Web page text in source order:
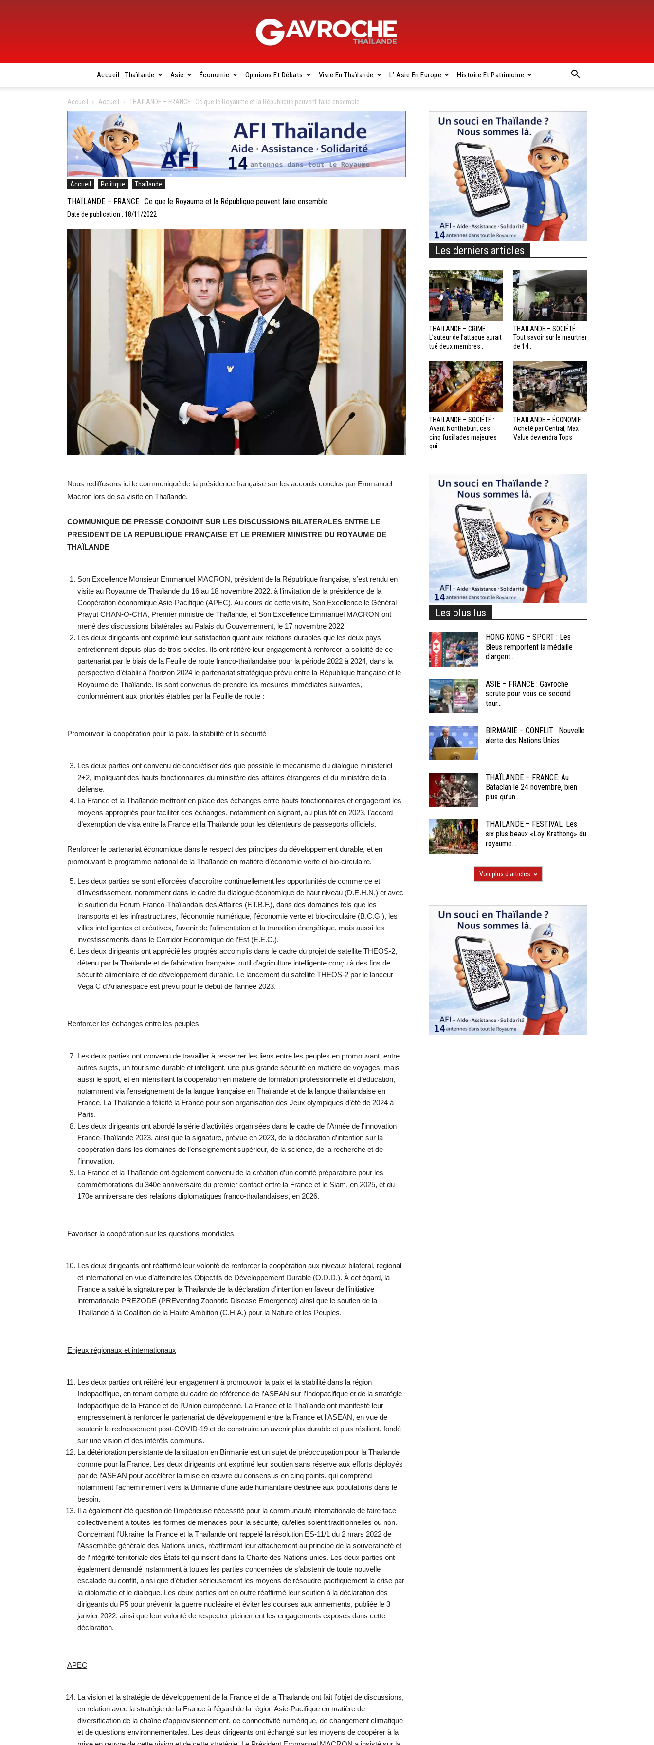
Gavroche
Thaïlande
Accueil Thaïlande Asie Économie Opinions Et Débats Vivre En Thaïlande L’ Asie En Europe Histoire Et Patrimoine
Accueil Accueil THAÏLANDE – FRANCE : Ce que le Royaume et la République peuvent faire ensemble
Accueil Politique Thaïlande
THAÏLANDE – FRANCE : Ce que le Royaume et la République peuvent faire ensemble
Date de publication : 18/11/2022
Nous rediffusons ici le communiqué de la présidence française sur les accords conclus par Emmanuel
Macron lors de sa visite en Thaïlande.
COMMUNIQUE DE PRESSE CONJOINT SUR LES DISCUSSIONS BILATERALES ENTRE LE
PRESIDENT DE LA REPUBLIQUE FRANÇAISE ET LE PREMIER MINISTRE DU ROYAUME DE
THAÏLANDE
Son Excellence Monsieur Emmanuel MACRON, président de la République française, s’est rendu en
visite au Royaume de Thaïlande du 16 au 18 novembre 2022, à l’invitation de la présidence de la
Coopération économique Asie-Pacifique (APEC). Au cours de cette visite, Son Excellence le Général
Prayut CHAN-O-CHA, Premier ministre de Thaïlande, et Son Excellence Emmanuel MACRON ont
mené des discussions bilatérales au Palais du Gouvernement, le 17 novembre 2022.
Les deux dirigeants ont exprimé leur satisfaction quant aux relations durables que les deux pays
entretiennent depuis plus de trois siècles. Ils ont réitéré leur engagement à renforcer la solidité de ce
partenariat par le biais de la Feuille de route franco-thaïlandaise pour la période 2022 à 2024, dans la
perspective d’établir à l’horizon 2024 le partenariat stratégique prévu entre la République française et le
Royaume de Thaïlande. Ils sont convenus de prendre les mesures immédiates suivantes,
conformément aux priorités établies par la Feuille de route :
Promouvoir la coopération pour la paix, la stabilité et la sécurité
Les deux parties ont convenu de concrétiser dès que possible le mécanisme du dialogue ministériel
2+2, impliquant des hauts fonctionnaires du ministère des affaires étrangères et du ministère de la
défense.
La France et la Thaïlande mettront en place des échanges entre hauts fonctionnaires et engageront les
moyens appropriés pour faciliter ces échanges, notamment en signant, au plus tôt en 2023, l’accord
d’exemption de visa entre la France et la Thaïlande pour les détenteurs de passeports officiels.
Renforcer le partenariat économique dans le respect des principes du développement durable, et en
promouvant le programme national de la Thaïlande en matière d’économie verte et bio-circulaire.
Les deux parties se sont efforcées d’accroître continuellement les opportunités de commerce et
d’investissement, notamment dans le cadre du dialogue économique de haut niveau (D.E.H.N.) et avec
le soutien du Forum Franco-Thaïlandais des Affaires (F.T.B.F.), dans des domaines tels que les
transports et les infrastructures, l’économie numérique, l’économie verte et bio-circulaire (B.C.G.), les
villes intelligentes et créatives, l’avenir de l’alimentation et la transition énergétique, mais aussi les
investissements dans le Corridor Economique de l’Est (E.E.C.).
Les deux dirigeants ont apprécié les progrès accomplis dans le cadre du projet de satellite THEOS-2,
détenu par la Thaïlande et de fabrication française, outil d’agriculture intelligente conçu à des fins de
sécurité alimentaire et de développement durable. Le lancement du satellite THEOS-2 par le lanceur
Vega C d’Arianespace est prévu pour le début de l’année 2023.
Renforcer les échanges entre les peuples
Les deux parties ont convenu de travailler à resserrer les liens entre les peuples en promouvant, entre
autres sujets, un tourisme durable et intelligent, une plus grande sécurité en matière de voyages, mais
aussi le sport, et en intensifiant la coopération en matière de formation professionnelle et d’éducation,
notamment via l’enseignement de la langue française en Thaïlande et de la langue thaïlandaise en
France. La Thaïlande a félicité la France pour son organisation des Jeux olympiques d’été de 2024 à
Paris.
Les deux dirigeants ont abordé la série d’activités organisées dans le cadre de l’Année de l’innovation
France-Thaïlande 2023, ainsi que la signature, prévue en 2023, de la déclaration d’intention sur la
coopération dans les domaines de l’enseignement supérieur, de la science, de la recherche et de
l’innovation.
La France et la Thaïlande ont également convenu de la création d’un comité préparatoire pour les
commémorations du 340e anniversaire du premier contact entre la France et le Siam, en 2025, et du
170e anniversaire des relations diplomatiques franco-thaïlandaises, en 2026.
Favoriser la coopération sur les questions mondiales
Les deux dirigeants ont réaffirmé leur volonté de renforcer la coopération aux niveaux bilatéral, régional
et international en vue d’atteindre les Objectifs de Développement Durable (O.D.D.). À cet égard, la
France a salué la signature par la Thaïlande de la déclaration d’intention en faveur de l’initiative
internationale PREZODE (PREventing Zoonotic Disease Emergence) ainsi que le soutien de la
Thaïlande à la Coalition de la Haute Ambition (C.H.A.) pour la Nature et les Peuples.
Enjeux régionaux et internationaux
Les deux parties ont réitéré leur engagement à promouvoir la paix et la stabilité dans la région
Indopacifique, en tenant compte du cadre de référence de l’ASEAN sur l’Indopacifique et de la stratégie
Indopacifique de la France et de l’Union européenne. La France et la Thaïlande ont manifesté leur
empressement à renforcer le partenariat de développement entre la France et l’ASEAN, en vue de
soutenir le redressement post-COVID-19 et de construire un avenir plus durable et plus résilient, fondé
sur une vision et des intérêts communs.
La détérioration persistante de la situation en Birmanie est un sujet de préoccupation pour la Thaïlande
comme pour la France. Les deux dirigeants ont exprimé leur soutien sans réserve aux efforts déployés
par de l’ASEAN pour accélérer la mise en œuvre du consensus en cinq points, qui comprend
notamment l’acheminement vers la Birmanie d’une aide humanitaire destinée aux populations dans le
besoin.
Il a également été question de l’impérieuse nécessité pour la communauté internationale de faire face
collectivement à toutes les formes de menaces pour la sécurité, qu’elles soient traditionnelles ou non.
Concernant l’Ukraine, la France et la Thaïlande ont rappelé la résolution ES-11/1 du 2 mars 2022 de
l’Assemblée générale des Nations unies, réaffirmant leur attachement au principe de la souveraineté et
de l’intégrité territoriale des États tel qu’inscrit dans la Charte des Nations unies. Les deux parties ont
également demandé instamment à toutes les parties concernées de s’abstenir de toute nouvelle
escalade du conflit, ainsi que d’étudier sérieusement les moyens de résoudre pacifiquement la crise par
la diplomatie et le dialogue. Les deux parties ont en outre réaffirmé leur soutien à la déclaration des
dirigeants du P5 pour prévenir la guerre nucléaire et éviter les courses aux armements, publiée le 3
janvier 2022, ainsi que leur volonté de respecter pleinement les engagements exposés dans cette
déclaration.
APEC
La vision et la stratégie de développement de la France et de la Thaïlande ont fait l’objet de discussions,
en relation avec la stratégie de la France à l’égard de la région Asie-Pacifique en matière de
diversification de la chaîne d’approvisionnement, de connectivité numérique, de changement climatique
et de questions environnementales. Les deux dirigeants ont échangé sur les moyens de coopérer à la
Les derniers articles
THAÏLANDE – CRIME :
L’auteur de l’attaque aurait
tué deux membres...
THAÏLANDE – SOCIÉTÉ :
Tout savoir sur le meurtrier
de 14...
THAÏLANDE – SOCIÉTÉ :
Avant Nonthaburi, ces
cinq fusillades majeures
qui...
THAÏLANDE – ÉCONOMIE :
Acheté par Central, Max
Value deviendra Tops
Les plus lus
HONG KONG – SPORT : Les
Bleus remportent la médaille
d’argent...
ASIE – FRANCE : Gavroche
scrute pour vous ce second
tour...
BIRMANIE – CONFLIT : Nouvelle
alerte des Nations Unies
THAÏLANDE – FRANCE: Au
Bataclan le 24 novembre, bien
plus qu’un...
THAÏLANDE – FESTIVAL: Les
six plus beaux «Loy Krathong» du
royaume...
Voir plus d'articles